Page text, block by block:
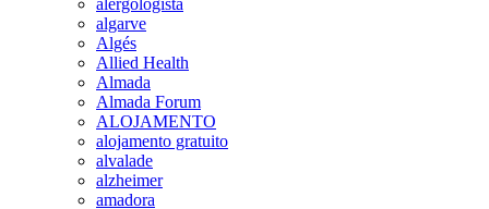
algarve
Algés
Allied Health
Almada
Almada Forum
ALOJAMENTO
alojamento gratuito
alvalade
alzheimer
amadora